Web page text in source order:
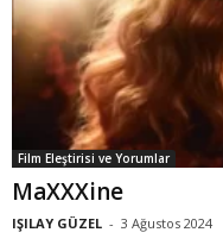
Film Eleştirisi ve Yorumlar
MaXXXine
IŞILAY GÜZEL - 3 Ağustos 2024